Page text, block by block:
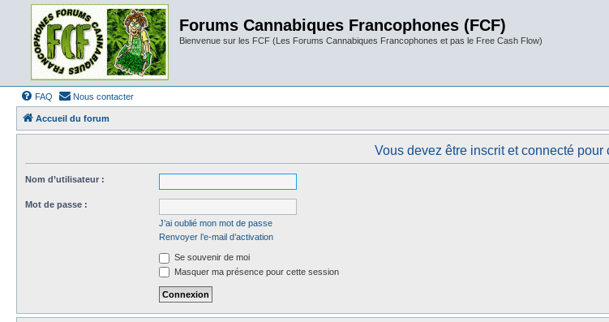
Forums Cannabiques Francophones (FCF)
Bienvenue sur les FCF (Les Forums Cannabiques Francophones et pas le Free Cash Flow)
FAQ Nous contacter
Accueil du forum
Vous devez être inscrit et connecté pour
Nom d’utilisateur :
Mot de passe :
J’ai oublié mon mot de passe
Renvoyer l’e-mail d’activation
Se souvenir de moi
Masquer ma présence pour cette session